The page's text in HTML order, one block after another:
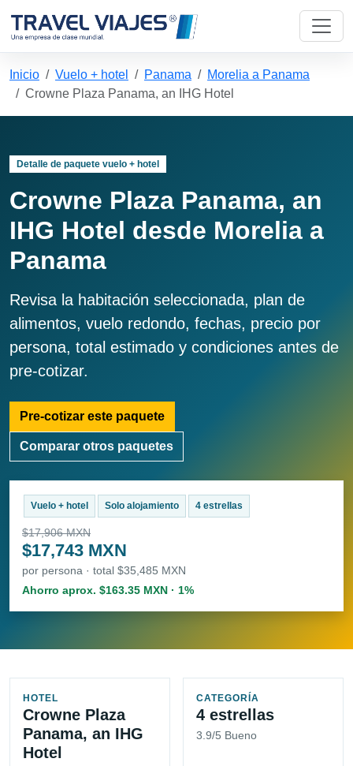
Inicio Vuelo + hotel Panama
Morelia a Panama
Crowne Plaza Panama, an IHG Hotel
Detalle de paquete vuelo + hotel
Crowne Plaza Panama, an
IHG Hotel desde Morelia a
Panama
Revisa la habitación seleccionada, plan de
alimentos, vuelo redondo, fechas, precio por
persona, total estimado y condiciones antes de
pre-cotizar.
Pre-cotizar este paquete
Comparar otros paquetes
Vuelo + hotel Solo alojamiento 4 estrellas
$17,906 MXN
$17,743 MXN
por persona · total $35,485 MXN
Ahorro aprox. $163.35 MXN · 1%
HOTEL
Crowne Plaza
Panama, an IHG
Hotel
CATEGORÍA
4 estrellas
3.9/5 Bueno